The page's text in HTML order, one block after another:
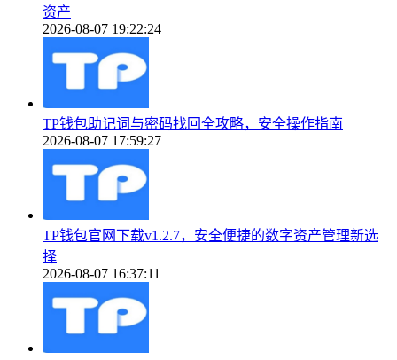
资产
2026-08-07 19:22:24
TP钱包助记词与密码找回全攻略，安全操作指南
2026-08-07 17:59:27
TP钱包官网下载v1.2.7，安全便捷的数字资产管理新选
择
2026-08-07 16:37:11